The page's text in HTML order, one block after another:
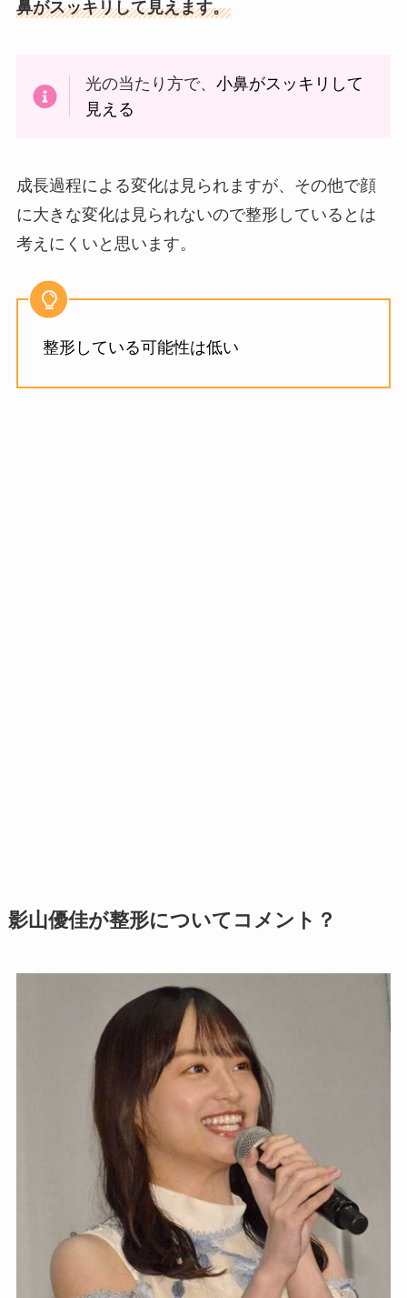
鼻がスッキリして見えます。
光の当たり方で、小鼻がスッキリして
見える
成長過程による変化は見られますが、その他で顔
に大きな変化は見られないので整形しているとは
考えにくいと思います。
整形している可能性は低い
影山優佳が整形についてコメント？